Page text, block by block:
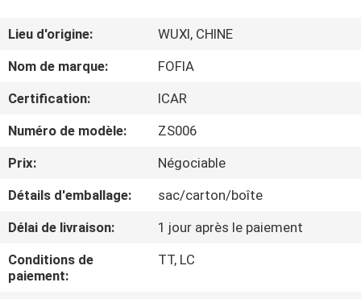
SUJET
DE
VISITE
D'USINE
CONTRÔLE
QUALITÉ
Lieu d'origine:
WUXI, CHINE
Nom de marque:
FOFIA
Certification:
ICAR
Numéro de modèle:
ZS006
Prix:
Négociable
Détails d'emballage:
sac/carton/boîte
Délai de livraison:
1 jour après le paiement
Conditions de
paiement:
TT, LC